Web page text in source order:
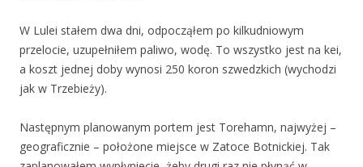
W Lulei stałem dwa dni, odpocząłem po kilkudniowym
przelocie, uzupełniłem paliwo, wodę. To wszystko jest na kei,
a koszt jednej doby wynosi 250 koron szwedzkich (wychodzi
jak w Trzebieży).
Następnym planowanym portem jest Torehamn, najwyżej –
geograficznie – położone miejsce w Zatoce Botnickiej. Tak